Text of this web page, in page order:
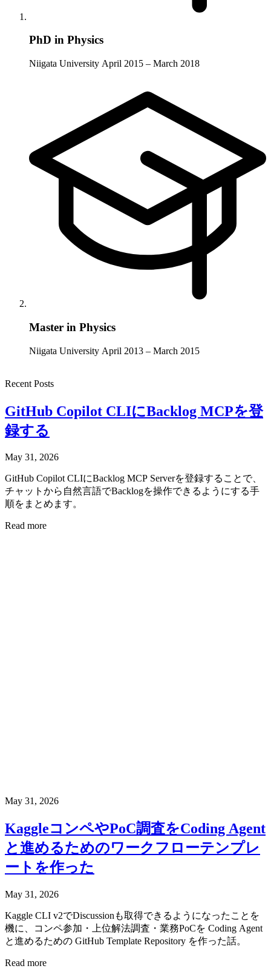
PhD in Physics
Niigata University April 2015 – March 2018
Master in Physics
Niigata University April 2013 – March 2015
Recent Posts
GitHub Copilot CLIにBacklog MCPを登
録する
May 31, 2026
GitHub Copilot CLIにBacklog MCP Serverを登録することで、
チャットから自然言語でBacklogを操作できるようにする手
順をまとめます。
Read more
May 31, 2026
KaggleコンペやPoC調査をCoding Agent
と進めるためのワークフローテンプレ
ートを作った
May 31, 2026
Kaggle CLI v2でDiscussionも取得できるようになったことを
機に、コンペ参加・上位解法調査・業務PoCを Coding Agent
と進めるための GitHub Template Repository を作った話。
Read more